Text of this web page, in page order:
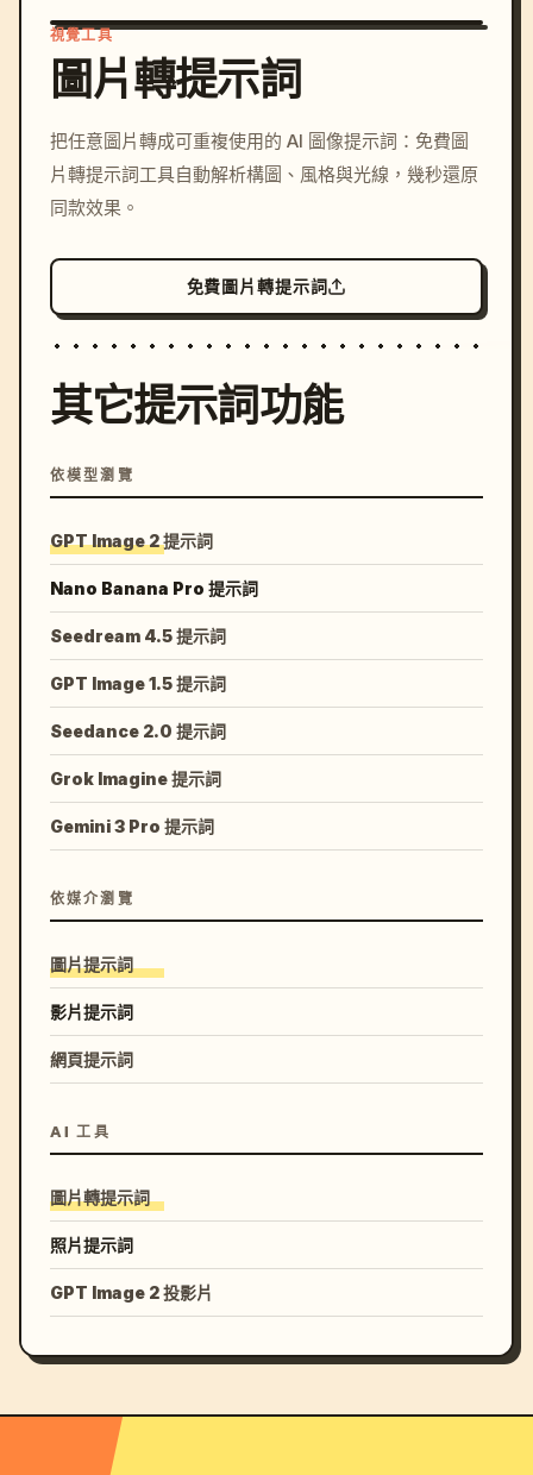
c, cyberpunk sunset, neon
colors, 8k --v 6.0
視覺工具
圖片轉提示詞
把任意圖片轉成可重複使用的 AI 圖像提示詞：免費圖
片轉提示詞工具自動解析構圖、風格與光線，幾秒還原
同款效果。
免費圖片轉提示詞
其它提示詞功能
依模型瀏覽
GPT Image 2 提示詞
Nano Banana Pro 提示詞
Seedream 4.5 提示詞
GPT Image 1.5 提示詞
Seedance 2.0 提示詞
Grok Imagine 提示詞
Gemini 3 Pro 提示詞
依媒介瀏覽
圖片提示詞
影片提示詞
網頁提示詞
AI 工具
圖片轉提示詞
照片提示詞
GPT Image 2 投影片